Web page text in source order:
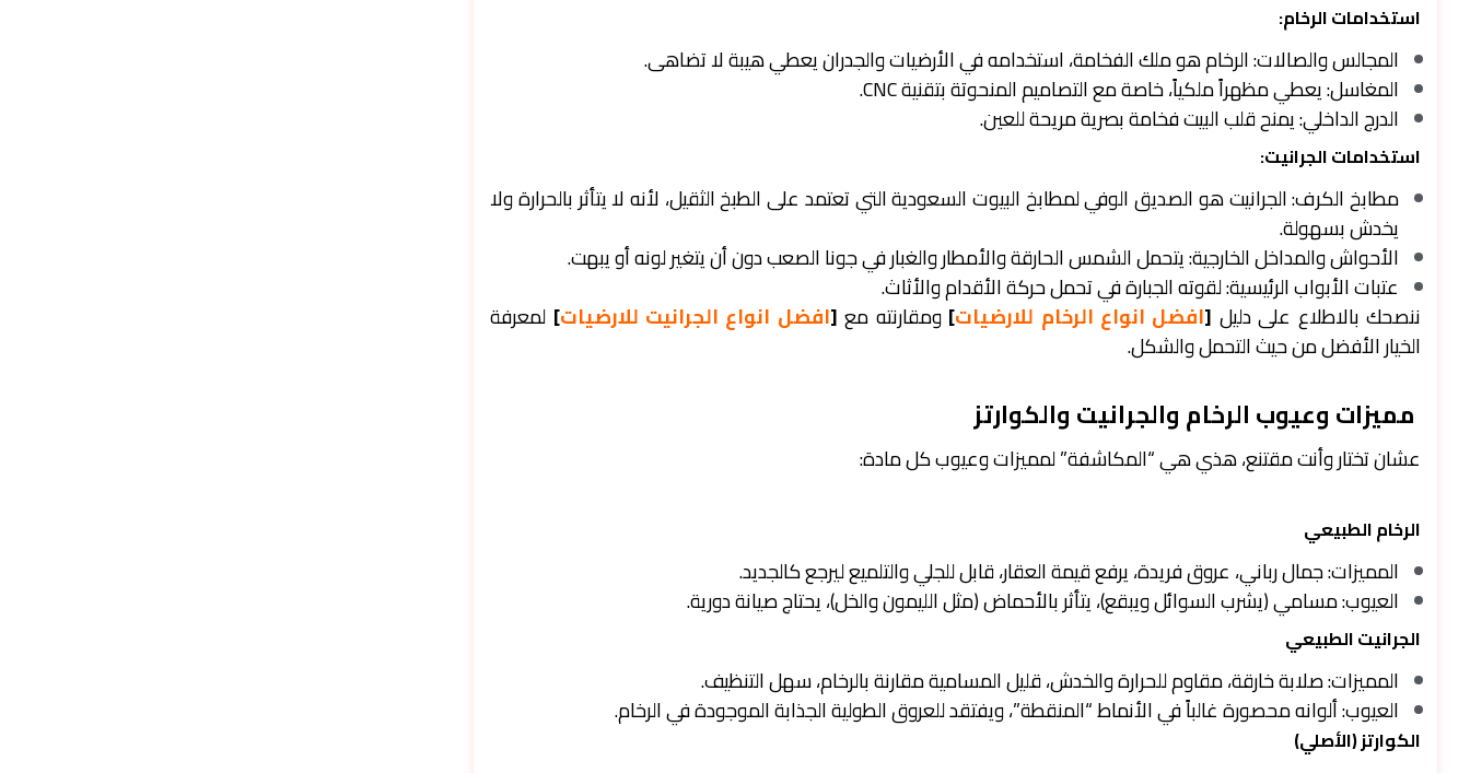
استخدامات الرخام:
المجالس والصالات: الرخام هو ملك الفخامة، استخدامه في الأرضيات والجدران يعطي هيبة لا تضاهى.
المغاسل: يعطي مظهراً ملكياً، خاصة مع التصاميم المنحوتة بتقنية CNC.
الدرج الداخلي: يمنح قلب البيت فخامة بصرية مريحة للعين.
استخدامات الجرانيت:
مطابخ الكرف: الجرانيت هو الصديق الوفي لمطابخ البيوت السعودية التي تعتمد على الطبخ الثقيل، لأنه لا يتأثر بالحرارة ولا
يخدش بسهولة.
الأحواش والمداخل الخارجية: يتحمل الشمس الحارقة والأمطار والغبار في جونا الصعب دون أن يتغير لونه أو يبهت.
عتبات الأبواب الرئيسية: لقوته الجبارة في تحمل حركة الأقدام والأثاث.
ننصحك بالاطلاع على دليل [افضل انواع الرخام للارضيات] ومقارنته مع [افضل انواع الجرانيت للارضيات] لمعرفة
الخيار الأفضل من حيث التحمل والشكل.
مميزات وعيوب الرخام والجرانيت والكوارتز
عشان تختار وأنت مقتنع، هذي هي “المكاشفة” لمميزات وعيوب كل مادة:
الرخام الطبيعي
المميزات: جمال رباني، عروق فريدة، يرفع قيمة العقار، قابل للجلي والتلميع ليرجع كالجديد.
العيوب: مسامي (يشرب السوائل ويبقع)، يتأثر بالأحماض (مثل الليمون والخل)، يحتاج صيانة دورية.
الجرانيت الطبيعي
المميزات: صلابة خارقة، مقاوم للحرارة والخدش، قليل المسامية مقارنة بالرخام، سهل التنظيف.
العيوب: ألوانه محصورة غالباً في الأنماط “المنقطة”، ويفتقد للعروق الطولية الجذابة الموجودة في الرخام.
الكوارتز (الأصلي)